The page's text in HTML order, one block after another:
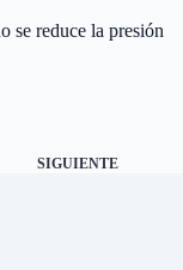
se reduce la presión
SIGUIENTE